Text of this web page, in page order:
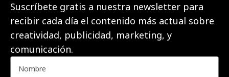
Suscríbete gratis a nuestra newsletter para
recibir cada día el contenido más actual sobre
creatividad, publicidad, marketing, y
comunicación.